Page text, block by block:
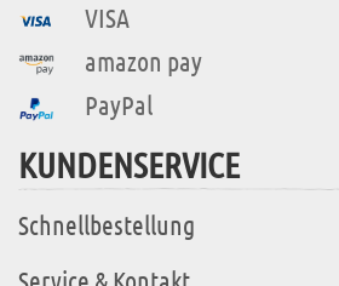
VISA
amazon pay
PayPal
KUNDENSERVICE
Schnellbestellung